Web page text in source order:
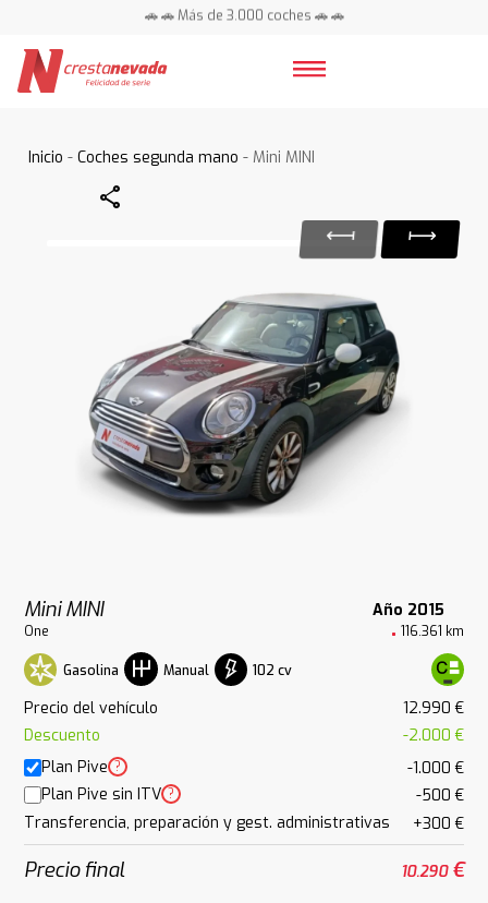
🚗 🚗 Más de 3.000 coches 🚗 🚗
Inicio -Coches segunda mano - Mini MINI
Share
Mini MINI Año 2015
One 116.361 km
Gasolina Manual 102 cv
Precio del vehículo
12.990 €
Descuento
-2.000 €
Plan Pive ?
-1.000 €
Plan Pive sin ITV ?
-500 €
Transferencia, preparación y gest. administrativas
+300 €
Precio final 10.290€